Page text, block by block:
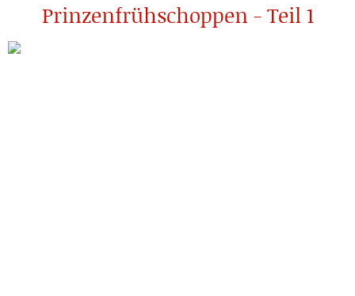
Prinzenfrühschoppen - Teil 1